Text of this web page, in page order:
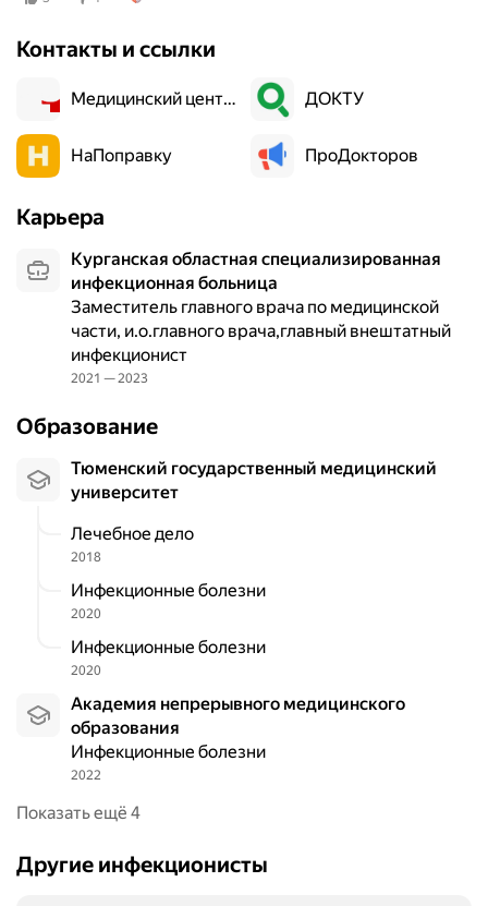
Контакты и ссылки
Медицинский центр "АльфаМед" ДОКТУ
НаПоправку ПроДокторов
Карьера
Курганская областная специализированная
инфекционная больница
Заместитель главного врача по медицинской
части, и.о.главного врача,главный внештатный
инфекционист
2021 — 2023
Образование
Тюменский государственный медицинский
университет
Лечебное дело
2018
Инфекционные болезни
2020
Инфекционные болезни
2020
Академия непрерывного медицинского
образования
Инфекционные болезни
2022
Показать ещё 4
Другие инфекционисты